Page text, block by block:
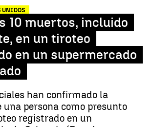
UNIDOS
10 muertos, incluido
en un tiroteo
en un supermercado
han confirmado la
una persona como presunto
registrado en un